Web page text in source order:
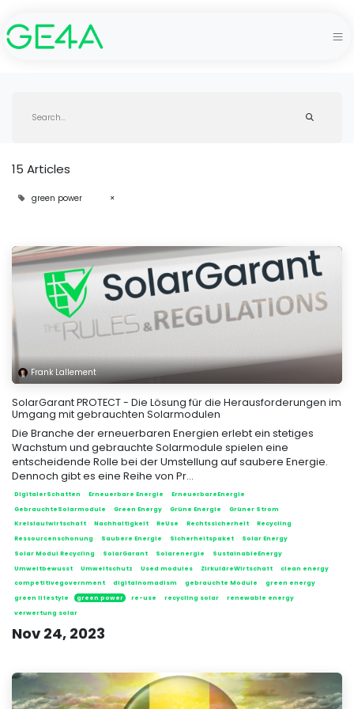
15 Articles
green power ×
Frank Lallement
SolarGarant PROTECT - Die Lösung für die Herausforderungen im
Umgang mit gebrauchten Solarmodulen
Die Branche der erneuerbaren Energien erlebt ein stetiges
Wachstum und gebrauchte Solarmodule spielen eine
entscheidende Rolle bei der Umstellung auf saubere Energie.
Dennoch gibt es eine Reihe von Pr...
DigitalerSchatten Erneuerbare Energie
ErneuerbareEnergie
GebrauchteSolarmodule
Green Energy Grüne Energie
Grüner Strom
Kreislaufwirtschaft
Nachhaltigkeit ReUse Rechtssicherheit
Recycling
Ressourcenschonung
Saubere Energie Sicherheitspaket
Solar Energy
Solar Modul Recycling
SolarGarant Solarenergie
SustainableEnergy
Umweltbewusst
Umweltschutz Used modules ZirkuläreWirtschaft
clean energy
competitivegovernment
digitalnomadism gebrauchte Module
green energy
green lifestyle
green power re-use recycling solar
renewable energy
verwertung solar
Nov 24, 2023